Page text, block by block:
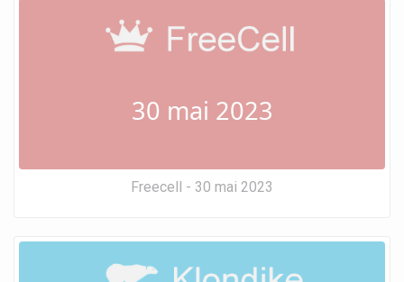
30 mai 2023
Freecell - 30 mai 2023